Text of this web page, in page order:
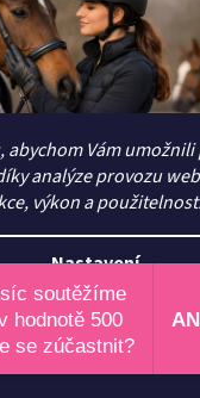
abychom Vám
analýze provozu
výkon a použitelnost.
Nastavení
pro koňařky bez
pro koňařky spojuje
do sedla i na běžný
srdcem!
soutěžíme
hodnotě 500
se zúčastnit?